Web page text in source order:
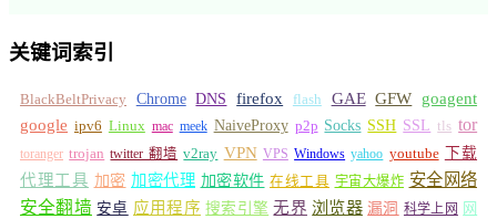
关键词索引
BlackBeltPrivacy Chrome DNS firefox flash GAE GFW
goagent
google ipv6 Linux mac meek NaiveProxy p2p Socks SSH SSL tls tor
toranger trojan twitter 翻墙 v2ray VPN VPS Windows yahoo youtube 下载
代理工具 加密 加密代理 加密软件 在线工具 宇宙大爆炸 安全网络
安全翻墙 安卓 应用程序 搜索引擎 无界 浏览器 漏洞 科学上网 网